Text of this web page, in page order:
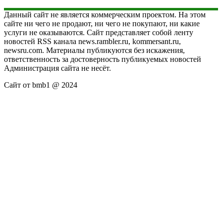
Данный сайт не является коммерческим проектом. На этом
сайте ни чего не продают, ни чего не покупают, ни какие
услуги не оказываются. Сайт представляет собой ленту
новостей RSS канала news.rambler.ru, kommersant.ru,
newsru.com. Материалы публикуются без искажения,
ответственность за достоверность публикуемых новостей
Администрация сайта не несёт.
Сайт от bmb1 @ 2024